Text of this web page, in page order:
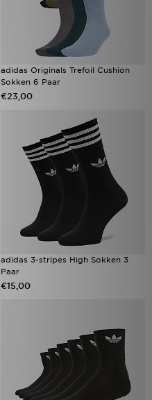
adidas Originals Trefoil Cushion
Sokken 6 Paar
€23,00
adidas 3-stripes High Sokken 3
Paar
€15,00